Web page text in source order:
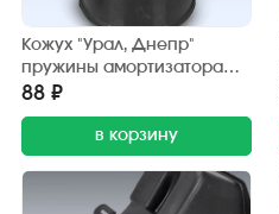
Кожух "Урал, Днепр"
пружины амортизатора
(пластик)
88 ₽
в корзину